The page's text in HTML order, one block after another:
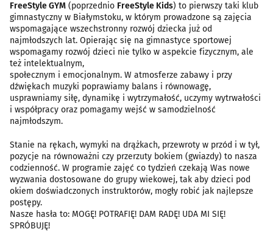
FreeStyle GYM (poprzednio FreeStyle Kids) to pierwszy taki klub
gimnastyczny w Białymstoku, w którym prowadzone są zajęcia
wspomagające wszechstronny rozwój dziecka już od
najmłodszych lat. Opierając się na gimnastyce sportowej
wspomagamy rozwój dzieci nie tylko w aspekcie fizycznym, ale
też intelektualnym,
społecznym i emocjonalnym. W atmosferze zabawy i przy
dźwiękach muzyki poprawiamy balans i równowagę,
usprawniamy siłę, dynamikę i wytrzymałość, uczymy wytrwałości
i współpracy oraz pomagamy wejść w samodzielność
najmłodszym.
Stanie na rękach, wymyki na drążkach, przewroty w przód i w tył,
pozycje na równoważni czy przerzuty bokiem (gwiazdy) to nasza
codzienność. W programie zajęć co tydzień czekają Was nowe
wyzwania dostosowane do grupy wiekowej, tak aby dzieci pod
okiem doświadczonych instruktorów, mogły robić jak najlepsze
postępy.
Nasze hasła to: MOGĘ! POTRAFIĘ! DAM RADĘ! UDA MI SIĘ!
SPRÓBUJĘ!